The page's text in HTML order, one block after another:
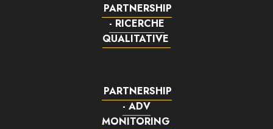
PARTNERSHIP
- RICERCHE
QUALITATIVE
PARTNERSHIP
- ADV
MONITORING